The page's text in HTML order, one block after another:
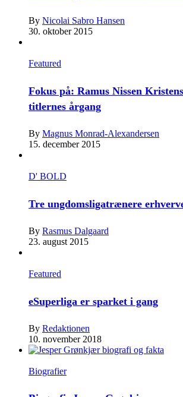
By Nicolai Sabro Hansen
30. oktober 2015
Featured
Fokus på: Ramus Nissen
titlernes årgang
By Magnus Monrad-Alexandersen
15. december 2015
D' BOLD
Tre ungdomsligatrænere
By Rasmus Dalgaard
23. august 2015
Featured
eSuperliga er sparket i gang
By Redaktionen
10. november 2018
Biografier